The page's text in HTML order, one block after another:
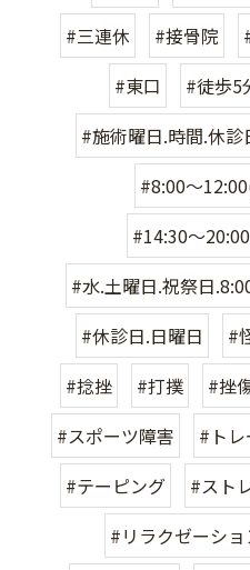
#三連休 #接骨院
#東口
#徒歩5
#施術曜日.時間.休診
#8:00〜
#14:30〜
#水.土曜日.祝祭日
#休診日.日曜日
#
#捻挫
#打撲 #挫
#スポーツ障害
#ト
#テーピング
#スト
#リラクゼーショ